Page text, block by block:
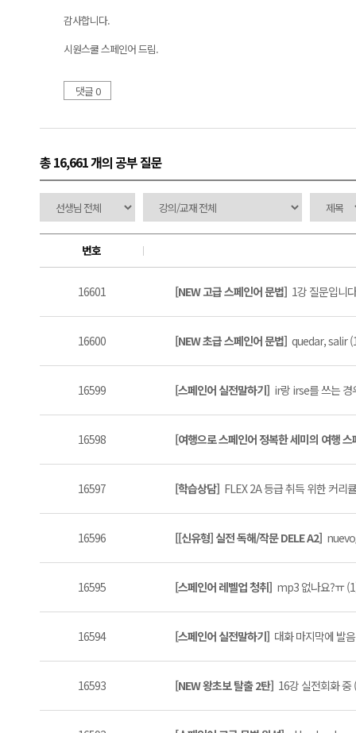
감사합니다.
시원스쿨 스페인어 드림.
댓글 0
총 16,661 개의 공부 질문
번호
16601 [NEW 고급 스페인어 문법] 1강 질문입니
16600 [NEW 초급 스페인어 문법] quedar, salir
16599 [스페인어 실전말하기] ir랑 irse를 쓰는 경
16598 [여행으로 스페인어 정복한 세미의 여행
16597 [학습상담] FLEX 2A 등급 취득 위한 커리
16596 [[신유형] 실전 독해/작문 DELE A2]
16595 [스페인어 레벨업 청취] mp3 없나요?ㅠ
16594 [스페인어 실전말하기] 대화 마지막에 발
16593 [NEW 왕초보 탈출 2탄] 16강 실전회화 중